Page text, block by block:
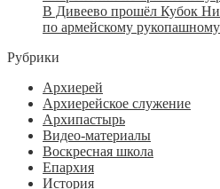
В Дивеево прошёл Кубок
по армейскому
Рубрики
Архиерей
Архиерейское служение
Архипастырь
Видео-материалы
Воскресная школа
Епархия
История